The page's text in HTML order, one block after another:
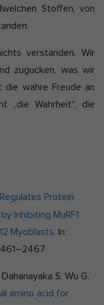
Stoffen, von
verstanden. Wir
zugucken, was wir
die wahre Freude an
„die Wahrheit“, die
Protein
Inhibiting MuRF1
Myoblasts. In:
–2467
S, Wu G.
amino acid for